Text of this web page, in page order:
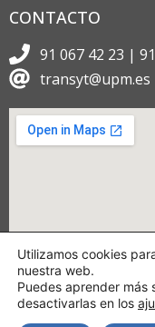
CONTACTO
91 067 42 23 |
transyt@upm.es
Utilizamos cookies
nuestra web.
Puedes aprender más
desactivarlas en los